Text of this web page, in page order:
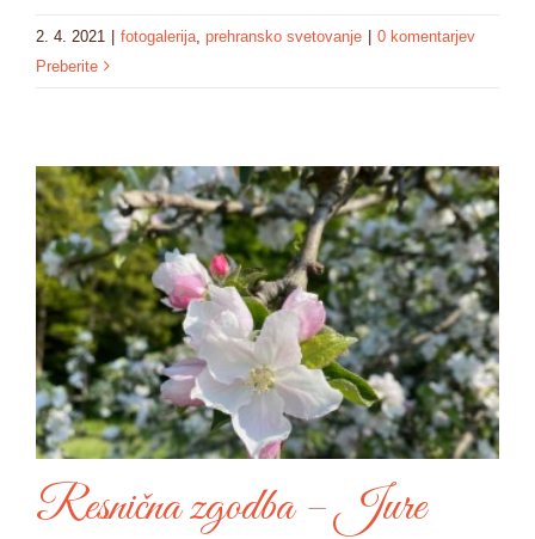
2. 4. 2021 | fotogalerija prehransko svetovanje | 0 komentarjev
Preberite
Resnična zgodba – Jure